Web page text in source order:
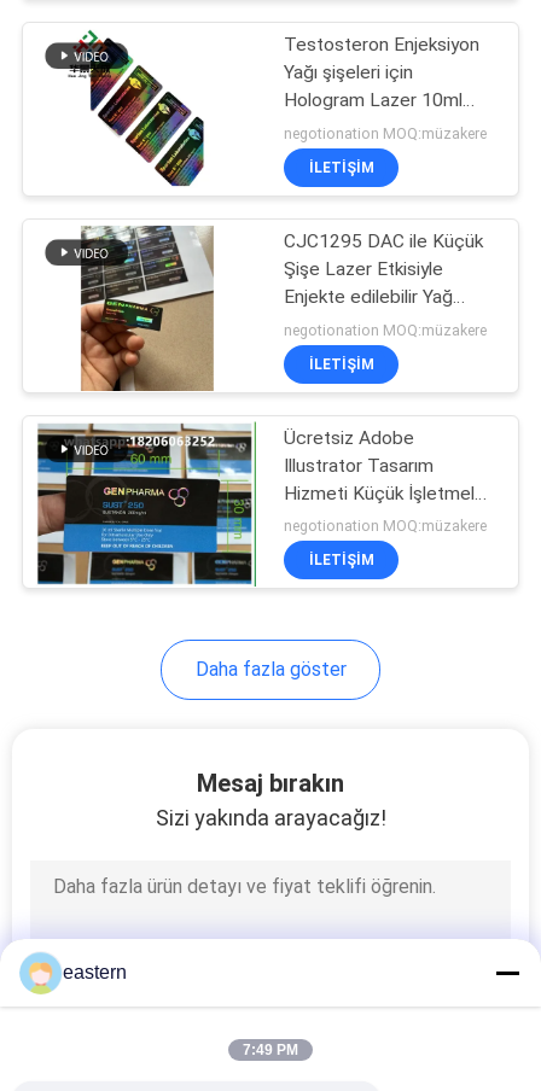
Ilaç şişesi kutusu
küçük cam şişe
Şişeleri
Kapağı kapalı çevirin
Testosteron Enjeksiyon
Yağı şişeleri için
Hologram Lazer 10ml
Şişe Etiketleri
negotionation MOQ:müzakere
İLETIŞIM
CJC1295 DAC ile Küçük
Şişe Lazer Etkisiyle
Enjekte edilebilir Yağ
Etiketleri
negotionation MOQ:müzakere
İLETIŞIM
Ücretsiz Adobe
Illustrator Tasarım
Hizmeti Küçük İşletmeler
İçin Özel 10ml Şişe
Dikkate Alınması
Holografik Yapıştırıcı
negotionation MOQ:müzakere
İLETIŞIM
Daha fazla göster
Mesaj bırakın
Sizi yakında arayacağız!
eastern
7:49 PM